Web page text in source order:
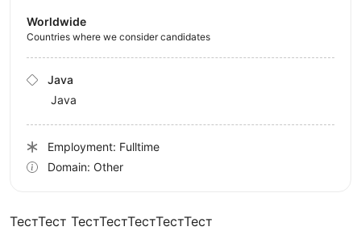
ТестТест ТестТестТестТестТест
Worldwide
Countries where we consider candidates
Java
Java
Employment: Fulltime
Domain: Other